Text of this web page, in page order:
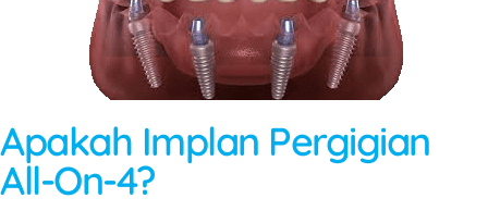
Apakah Implan Pergigian
All-On-4?